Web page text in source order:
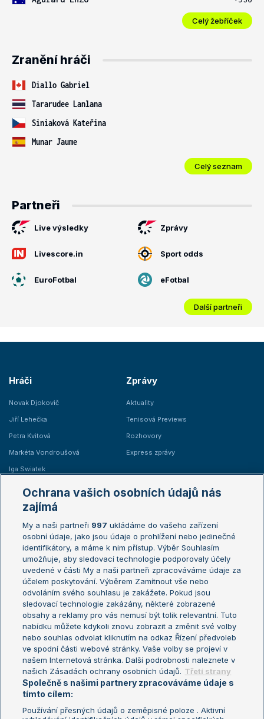
Celý žebříček
Zranění hráči
Diallo Gabriel
Tararudee Lanlana
Siniaková Kateřina
Munar Jaume
Celý seznam
Partneři
Live výsledky Zprávy
Livescore.in Sport odds
EuroFotbal eFotbal
Další partneři
Hráči
Novak Djokovič
Jiří Lehečka
Petra Kvitová
Markéta Vondroušová
Iga Swiatek
Zprávy
Aktuality
Tenisová Previews
Rozhovory
Express zprávy
Žebříčky
Žebříček ATP (muži)
Žebříček WTA (ženy)
Sázkařský žebříček
Australian Open
French Open
Wimbledon
US Open
Turnaj mistrů
Turnaj mistryň
Aktualní trendy
Fotbalové přestupy
Livesport Daily
LS Prague Open
Ochrana vašich osobních údajů nás
zajímá
My a naši partneři 997 ukládáme do vašeho zařízení
osobní údaje, jako jsou údaje o prohlížení nebo jedinečné
identifikátory, a máme k nim přístup. Výběr Souhlasím
umožňuje, aby sledovací technologie podporovaly účely
uvedené v části My a naši partneři zpracováváme údaje za
účelem poskytování. Výběrem Zamítnout vše nebo
odvoláním svého souhlasu je zakážete. Pokud jsou
sledovací technologie zakázány, některé zobrazené
obsahy a reklamy pro vás nemusí být tolik relevantní. Tuto
nabídku můžete kdykoli znovu zobrazit a změnit své volby
nebo souhlas odvolat kliknutím na odkaz Řízení předvoleb
ve spodní části webové stránky. Vaše volby se projeví v
našem Internetová stránka. Další podrobnosti naleznete v
našich Zásadách ochrany osobních údajů. Třetí strany
Společně s našimi partnery zpracováváme údaje s
tímto cílem:
Používání přesných údajů o zeměpisné poloze . Aktivní